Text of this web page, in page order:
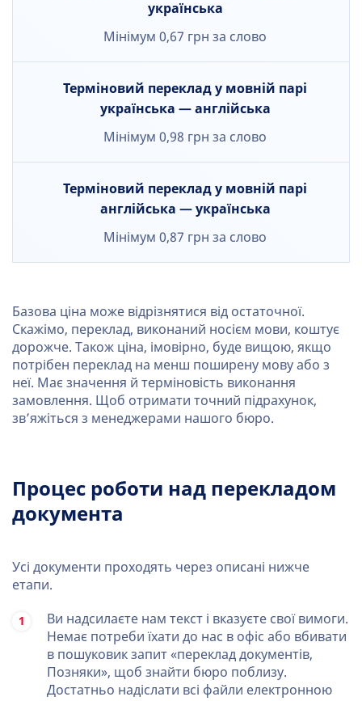
українська
Мінімум 0,67 грн за слово
Терміновий переклад у мовній парі
українська — англійська
Мінімум 0,98 грн за слово
Терміновий переклад у мовній парі
англійська — українська
Мінімум 0,87 грн за слово
Базова ціна може відрізнятися від остаточної.
Скажімо, переклад, виконаний носієм мови, коштує
дорожче. Також ціна, імовірно, буде вищою, якщо
потрібен переклад на менш поширену мову або з
неї. Має значення й терміновість виконання
замовлення. Щоб отримати точний підрахунок,
зв’яжіться з менеджерами нашого бюро.
Процес роботи над перекладом
документа
Усі документи проходять через описані нижче
етапи.
Ви надсилаєте нам текст і вказуєте свої вимоги.
Немає потреби їхати до нас в офіс або вбивати
в пошуковик запит «переклад документів,
Позняки», щоб знайти бюро поблизу.
Достатньо надіслати всі файли електронною